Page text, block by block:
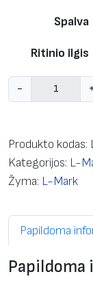
Spalva
Ritinio ilgis
-
r
d
u
k
o
e
Produkto kodas:
Kategorijos: L-
Žyma: L-Mark
Papildoma